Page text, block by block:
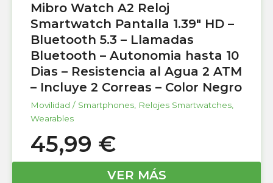
Mibro Watch A2 Reloj
Smartwatch Pantalla 1.39″ HD –
Bluetooth 5.3 – Llamadas
Bluetooth – Autonomia hasta 10
Dias – Resistencia al Agua 2 ATM
– Incluye 2 Correas – Color Negro
Movilidad / Smartphones, Relojes Smartwatches,
Wearables
45,99 €
VER MÁS